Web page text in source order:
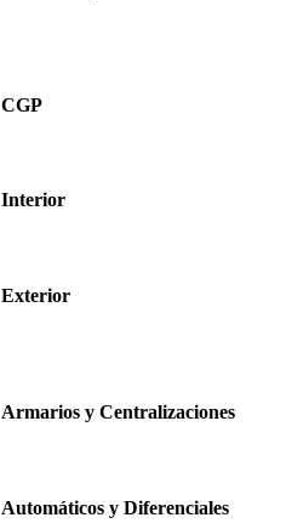
CGP
Interior
Exterior
Armarios y Centralizaciones
Automáticos y Diferenciales